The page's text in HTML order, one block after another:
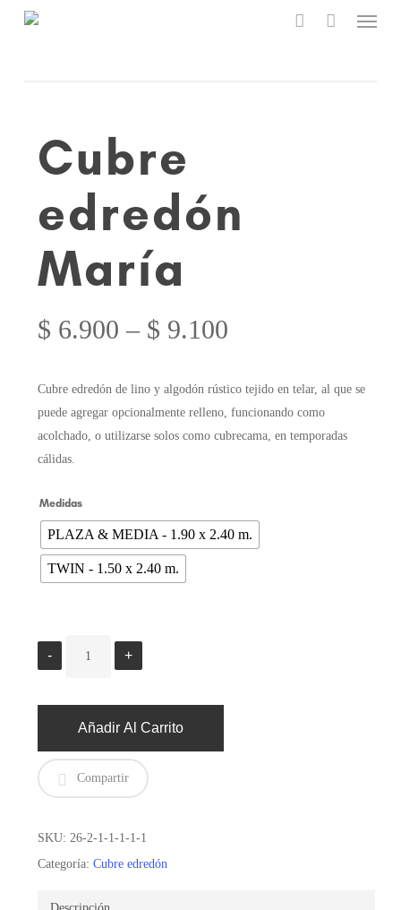
Menu
Cubre
edredón
María
$ 6.900 – $ 9.100
Cubre edredón de lino y algodón rústico tejido en telar, al que se
puede agregar opcionalmente relleno, funcionando como
acolchado, o utilizarse solos como cubrecama, en temporadas
cálidas.
Medidas
PLAZA & MEDIA - 1.90 x 2.40 m.
TWIN - 1.50 x 2.40 m.
Añadir Al Carrito
Compartir
SKU: 26-2-1-1-1-1-1
Categoría: Cubre edredón